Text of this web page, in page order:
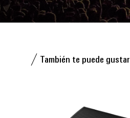
También te puede gustar